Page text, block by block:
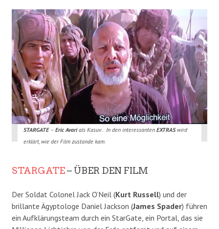
STARGATE– Eric Avarials Kasuv… In den interessanten EXTRASwird
erklärt, wie der Film zustande kam.
STARGATE– ÜBER DEN FILM
Der Soldat Colonel Jack O’Neil (Kurt Russell) und der
brillante Ägyptologe Daniel Jackson (James Spader) führen
ein Aufklärungsteam durch ein StarGate, ein Portal, das sie